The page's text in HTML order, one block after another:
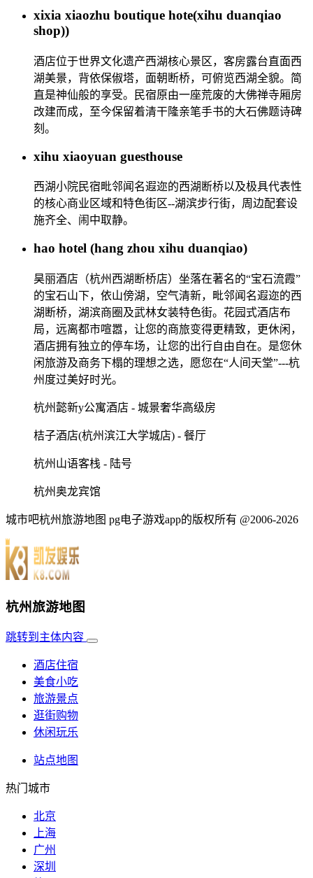
xixia xiaozhu boutique hote(xihu duanqiao
shop))
酒店位于世界文化遗产西湖核心景区，客房露台直面西
湖美景，背依保俶塔，面朝断桥，可俯览西湖全貌。简
直是神仙般的享受。民宿原由一座荒废的大佛禅寺厢房
改建而成，至今保留着清干隆亲笔手书的大石佛题诗碑
刻。
xihu xiaoyuan guesthouse
西湖小院民宿毗邻闻名遐迩的西湖断桥以及极具代表性
的核心商业区域和特色街区--湖滨步行街，周边配套设
施齐全、闹中取静。
hao hotel (hang zhou xihu duanqiao)
昊丽酒店（杭州西湖断桥店）坐落在著名的“宝石流霞”
的宝石山下，依山傍湖，空气清新，毗邻闻名遐迩的西
湖断桥，湖滨商圈及武林女装特色街。花园式酒店布
局，远离都市喧嚣，让您的商旅变得更精致，更休闲，
酒店拥有独立的停车场，让您的出行自由自在。是您休
闲旅游及商务下榻的理想之选，愿您在“人间天堂”---杭
州度过美好时光。
杭州懿新y公寓酒店 - 城景奢华高级房
桔子酒店(杭州滨江大学城店) - 餐厅
杭州山语客栈 - 陆号
杭州奥龙宾馆
城市吧杭州旅游地图 pg电子游戏app的版权所有 @2006-2026
杭州旅游地图
跳转到主体内容
酒店住宿
美食小吃
旅游景点
逛街购物
休闲玩乐
站点地图
热门城市
北京
上海
广州
深圳